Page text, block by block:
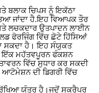
ਬਲਾਕ ਚਿਪਸ ਨੂੰ ਇਕੱਠਾ
ਜਾਂਦਾ ਹੈ.ਇਹ ਵਿਆਪਕ ਤੌਰ
ਲਚਕਦਾਰ ਉਤਪਾਦਨ ਲਾਈਨ
ਫੋਰਜਿੰਗ ਵਿੱਚ ਛੋਟੇ ਹਿੱਸਿਆਂ
ਸਕਦਾ ਹੈ। ਇਹ ਸੰਯੁਕਤ
ਇੱਕ ਮਹੱਤਵਪੂਰਨ ਫੰਕਸ਼ਨ
ਵਿੱਚ ਸੁਧਾਰ ਕਰ ਸਕਦੀ
ਆਟੋਮੇਸ਼ਨ ਦੀ ਡਿਗਰੀ ਵਿੱਚ
ਯੰਤਰ ਹੈ।ਜਦੋਂ ਸਕ੍ਰੈਪਰ